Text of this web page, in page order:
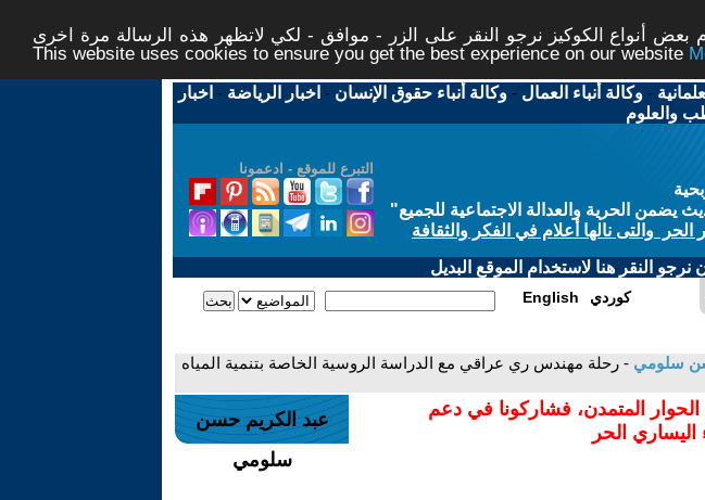
أنواع الكوكيز نرجو النقر على الزر - موافق - لكي لاتظهر هذه الرسالة مرة اخرى -
This website uses cookies to ensure you get the best experience on our website
-وكالة أنباء العمال -وكالة أنباء حقوق الإنسان - اخبار الرياضة - اخبار
والعلوم
التبرع للموقع - ادعمونا
الحرية والعدالة الاجتماعية للجميع"
والتى نالها أعلام في الفكر والثقافة
النقر هنا لاستخدام الموقع البديل
English كوردي
سلومي - رحلة مهندس ري عراقي مع الدراسة الروسية الخاصة بتنمية المياه
الحوار المتمدن، فشاركونا في دعم
اليساري الحر
عبد الكريم حسن
سلومي